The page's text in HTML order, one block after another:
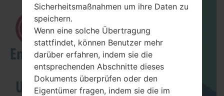
Sicherheitsmaßnahmen um ihre Daten zu
speichern.
Wenn eine solche Übertragung
stattfindet, können Benutzer mehr
darüber erfahren, indem sie die
entsprechenden Abschnitte dieses
Dokuments überprüfen oder den
Eigentümer fragen, indem sie die im